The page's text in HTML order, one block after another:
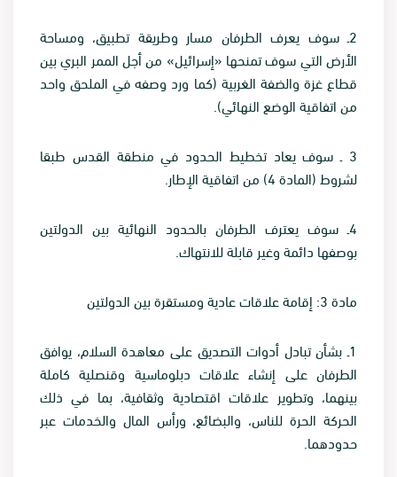
2ـ سوف يعرف الطرفان مسار وطريقة تطبيق، ومساحة
الأرض التي سوف تمنحها «إسرائيل» من أجل الممر البري بين
قطاع غزة والضفة الغربية (كما ورد وصفه في الملحق واحد
من اتفاقية الوضع النهائي).
3 ـ سوف يعاد تخطيط الحدود في منطقة القدس طبقا
لشروط (المادة 4) من اتفاقية الإطار
.
4ـ سوف يعترف الطرفان بالحدود النهائية بين الدولتين
بوصفها دائمة وغير قابلة للانتهاك.
مادة 3: إقامة علاقات عادية ومستقرة بين الدولتين
1ـ بشأن تبادل أدوات التصديق على معاهدة السلام، يوافق
الطرفان على إنشاء علاقات دبلوماسية وقنصلية كاملة
بينهما، وتطوير علاقات اقتصادية وثقافية، بما في ذلك
الحركة الحرة للناس، والبضائع، ورأس المال والخدمات عبر
حدودهما.